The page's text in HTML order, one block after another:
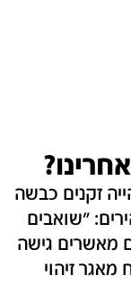
זקנים כבשה
"שואבים
מאשרים גישה
זיהוי